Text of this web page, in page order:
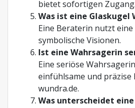
bietet sofortigen Zugang.
Was ist eine Glaskugel
Eine Beraterin nutzt
symbolische Visionen.
Ist eine Wahrsagerin
Eine seriöse
einfühlsame und präzise
wundra.de.
Was unterscheidet